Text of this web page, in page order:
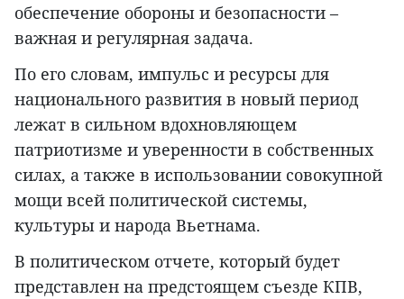
обеспечение обороны и безопасности –
важная и регулярная задача.
По его словам, импульс и ресурсы для
национального развития в новый период
лежат в сильном вдохновляющем
патриотизме и уверенности в собственных
силах, а также в использовании совокупной
мощи всей политической системы,
культуры и народа Вьетнама.
В политическом отчете, который будет
представлен на предстоящем съезде КПВ,